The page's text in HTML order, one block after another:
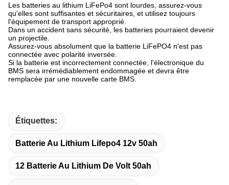
Les batteries au lithium LiFePo4 sont lourdes, assurez-vous
qu'elles sont suffisantes et sécuritaires, et utilisez toujours
l'équipement de transport approprié.
Dans un accident sans sécurité, les batteries pourraient devenir
un projectile.
Assurez-vous absolument que la batterie LiFePO4 n'est pas
connectée avec polarité inversée.
Si la batterie est incorrectement connectée, l'électronique du
BMS sera irrémédiablement endommagée et devra être
remplacée par une nouvelle carte BMS.
Étiquettes:
Batterie Au Lithium Lifepo4 12v 50ah
12 Batterie Au Lithium De Volt 50ah